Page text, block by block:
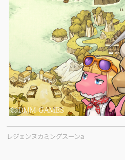
レジェンヌカミングスーンa